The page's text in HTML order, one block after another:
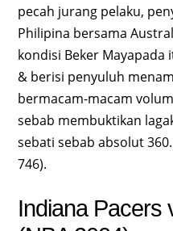
pecah jurang pelaku,
Philipina bersama
kondisi Beker Mayapada
& berisi penyuluh
bermacam-macam
sebab membuktikan
sebati sebab absolut
746).
Indiana Pacers